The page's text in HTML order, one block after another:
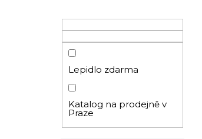
Lepidlo zdarma
Katalog na prodejně v
Praze